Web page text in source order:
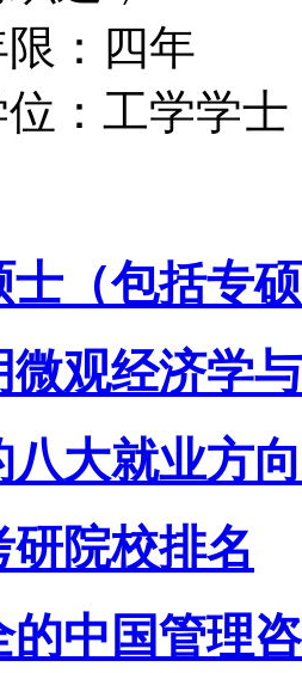
：四年
：工学学士
士（包括专
微观经济学
八大就业方
院校排名
的中国管理